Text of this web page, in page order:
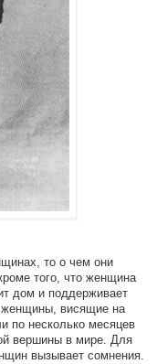
то о чем они
того, что женщина
дом и поддерживает
висящие на
по несколько месяцев
вершины в мире. Для
вызывает сомнения.